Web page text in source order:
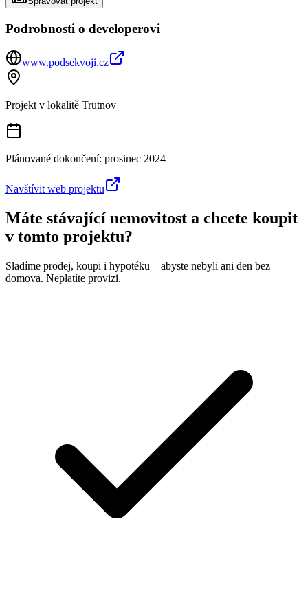
Podrobnosti o developerovi
www.podsekvoji.cz
Projekt v lokalitě Trutnov
Plánované dokončení: prosinec 2024
Navštívit web projektu
Máte stávající nemovitost a chcete koupit
v tomto projektu?
Sladíme prodej, koupi i hypotéku – abyste nebyli ani den bez
domova. Neplatíte provizi.